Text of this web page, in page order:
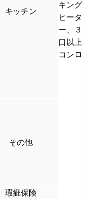
キッチン
キング
ヒータ
ー、３
口以上
コンロ
その他
瑕疵保険